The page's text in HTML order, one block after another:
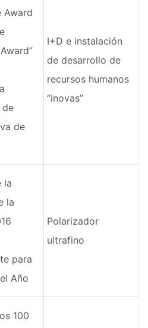
Award
de
de
I+D e instalación
de desarrollo de
recursos humanos
“inovas”
la
la
para
Año
Polarizador
ultrafino
100